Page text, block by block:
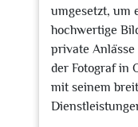
umgesetzt, um
hochwertige
private
der Fotograf in
mit seinem